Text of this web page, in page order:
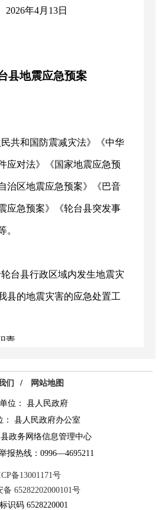
2026年4月13日
县地震应急预案
共和国防震减灾法》《中华
应对法》《国家地震应急预
治区地震应急预案》《巴音
应急预案》《轮台县突发事
。
台县行政区域内发生地震灾
县的地震灾害的应急处置工
责
挥部负责统一领导、指挥和协
。
指挥长由县委、县人民政府
部成员由轮台县抗震救灾指
志组成（成员单位及职责详
们 / 网站地图
位： 县人民政府
： 县人民政府办公室
政务网络信息管理中心
报热线：0996—4695211
备13001171号
备 65282202000101号
识码 6528220001